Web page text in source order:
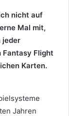
nicht auf
Mal mit,
jeder
Fantasy Flight
Karten.
Jahren